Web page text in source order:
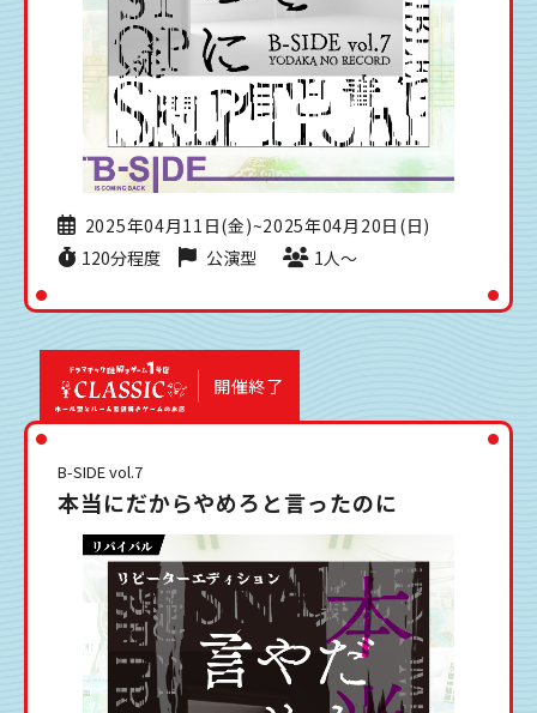
2025年04月11日(金)~2025年04月20日(日)
120分程度
公演型 1人〜
開催終了
B-SIDE vol.7
本当にだからやめろと言ったのに